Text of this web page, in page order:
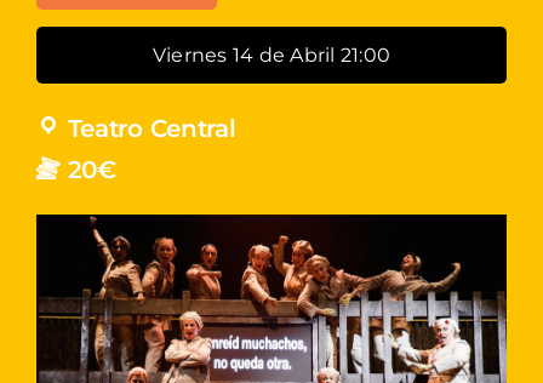
Viernes 14 de Abril 21:00
Teatro Central
20€